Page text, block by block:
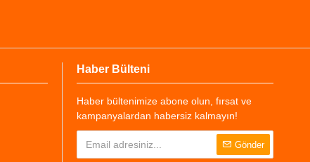
Haber Bülteni
Haber bültenimize abone olun, fırsat ve
kampanyalardan habersiz kalmayın!
Gönder